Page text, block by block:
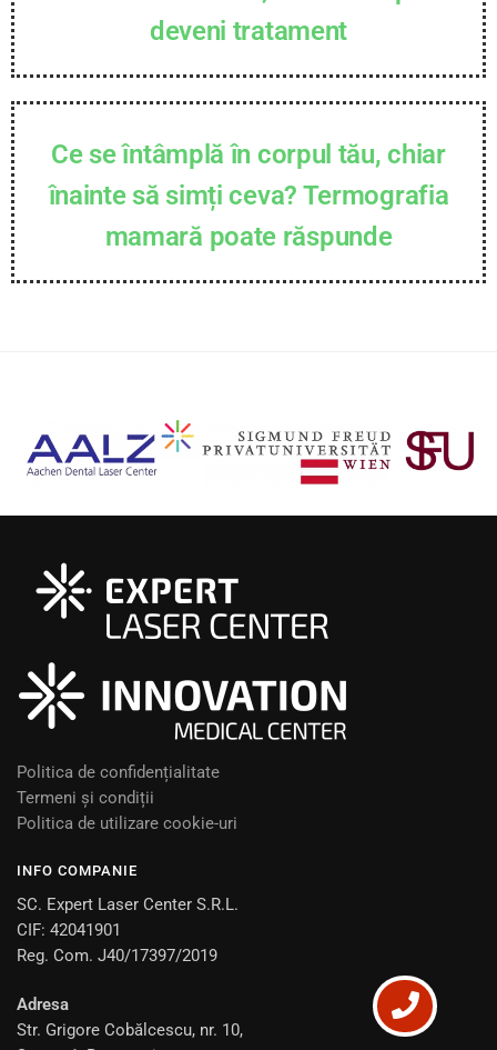
deveni tratament
Ce se întâmplă în corpul tău, chiar
înainte să simți ceva? Termografia
mamară poate răspunde
Politica de confidențialitate
Termeni și condiții
Politica de utilizare cookie-uri
INFO COMPANIE
SC. Expert Laser Center S.R.L.
CIF: 42041901
Reg. Com. J40/17397/2019
Adresa
Str. Grigore Cobălcescu, nr. 10,